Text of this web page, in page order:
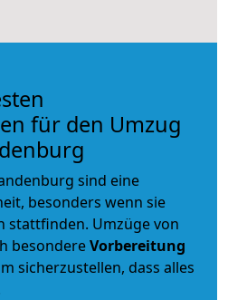
für den Umzug
sind eine
besonders wenn sie
stattfinden. Umzüge von
besondereVorbereitung
sicherzustellen, dass alles